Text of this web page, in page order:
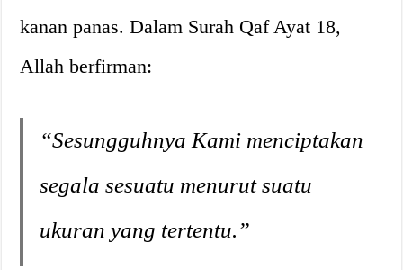
kanan panas. Dalam Surah Qaf Ayat 18,
Allah berfirman:
“Sesungguhnya Kami menciptakan
segala sesuatu menurut suatu
ukuran yang tertentu.”